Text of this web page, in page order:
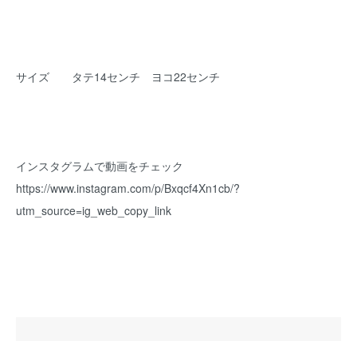
サイズ タテ14センチ ヨコ22センチ
インスタグラムで動画をチェック
https://www.instagram.com/p/Bxqcf4Xn1cb/?
utm_source=ig_web_copy_link